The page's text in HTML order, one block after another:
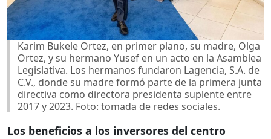
Karim Bukele Ortez, en primer plano, su madre, Olga
Ortez, y su hermano Yusef en un acto en la Asamblea
Legislativa. Los hermanos fundaron Lagencia, S.A. de
C.V., donde su madre formó parte de la primera junta
directiva como directora presidenta suplente entre
2017 y 2023. Foto: tomada de redes sociales.
Los beneficios a los inversores del centro